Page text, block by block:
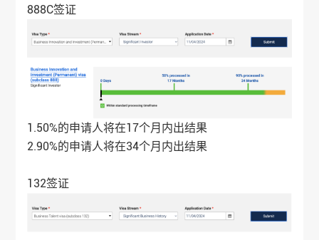
888C签证
1.50%的申请人将在17个月内出结果
2.90%的申请人将在34个月内出结果
132签证